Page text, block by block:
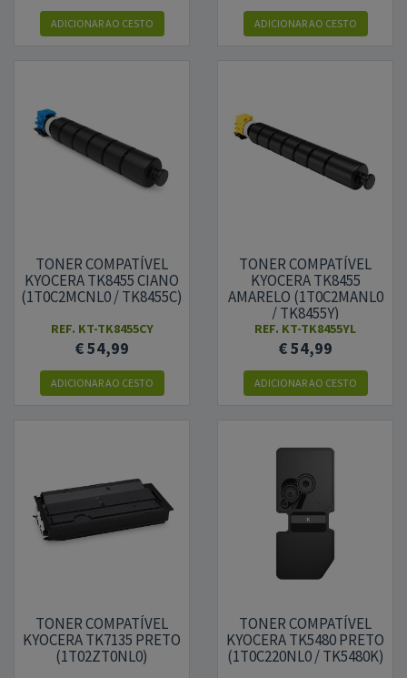
ADICIONAR AO CESTO ADICIONAR AO CESTO
TONER COMPATÍVEL
KYOCERA TK8455 CIANO
(1T0C2MCNL0 / TK8455C)
REF. KT-TK8455CY
€ 54,99
ADICIONAR AO CESTO
TONER COMPATÍVEL
KYOCERA TK8455
AMARELO (1T0C2MANL0
/ TK8455Y)
REF. KT-TK8455YL
€ 54,99
ADICIONAR AO CESTO
TONER COMPATÍVEL
KYOCERA TK7135 PRETO
(1T02ZT0NL0)
TONER COMPATÍVEL
KYOCERA TK5480 PRETO
(1T0C220NL0 / TK5480K)